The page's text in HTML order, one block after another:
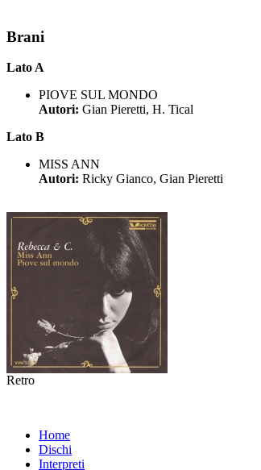
Brani
Lato A
PIOVE SUL MONDO
Autori: Gian Pieretti, H. Tical
Lato B
MISS ANN
Autori: Ricky Gianco, Gian Pieretti
Retro
Home
Dischi
Interpreti